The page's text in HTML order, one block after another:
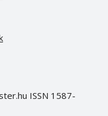
ISSN 1587-